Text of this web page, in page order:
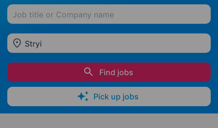
Job title or Company name
Stryi
Find jobs
Pick up jobs